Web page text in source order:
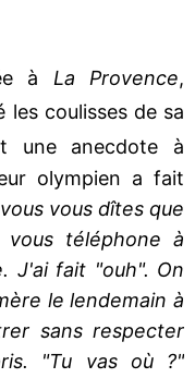
à La Provence,
les coulisses de sa
une anecdote à
olympien a fait
vous dîtes que
téléphone à
J'ai fait "ouh". On
le lendemain à
sans respecter
"Tu vas où ?"